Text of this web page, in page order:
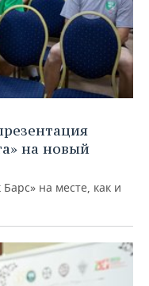
на новый
на месте, как и